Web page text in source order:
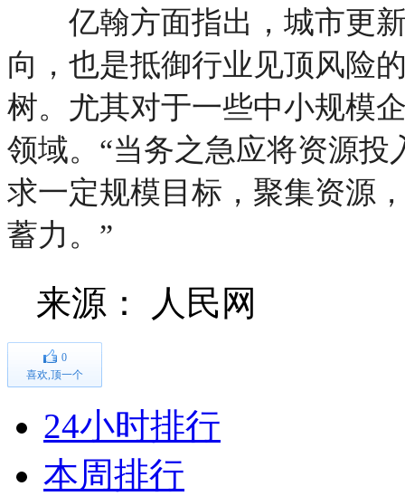
亿翰方面指出，城市更新
向，也是抵御行业见顶风险
树。尤其对于一些中小规模
领域。“当务之急应将资源
求一定规模目标，聚集资源
蓄力。”
来源： 人民网
0
喜欢,顶一个
24小时排行
本周排行